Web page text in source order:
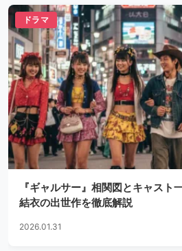
ドラマ
『ギャルサー』相関図とキャスト
結衣の出世作を徹底解説
2026.01.31